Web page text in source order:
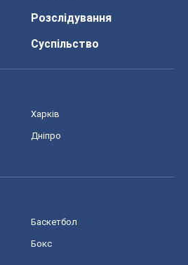
Розслідування
Суспільство
Харків
Дніпро
Баскетбол
Бокс